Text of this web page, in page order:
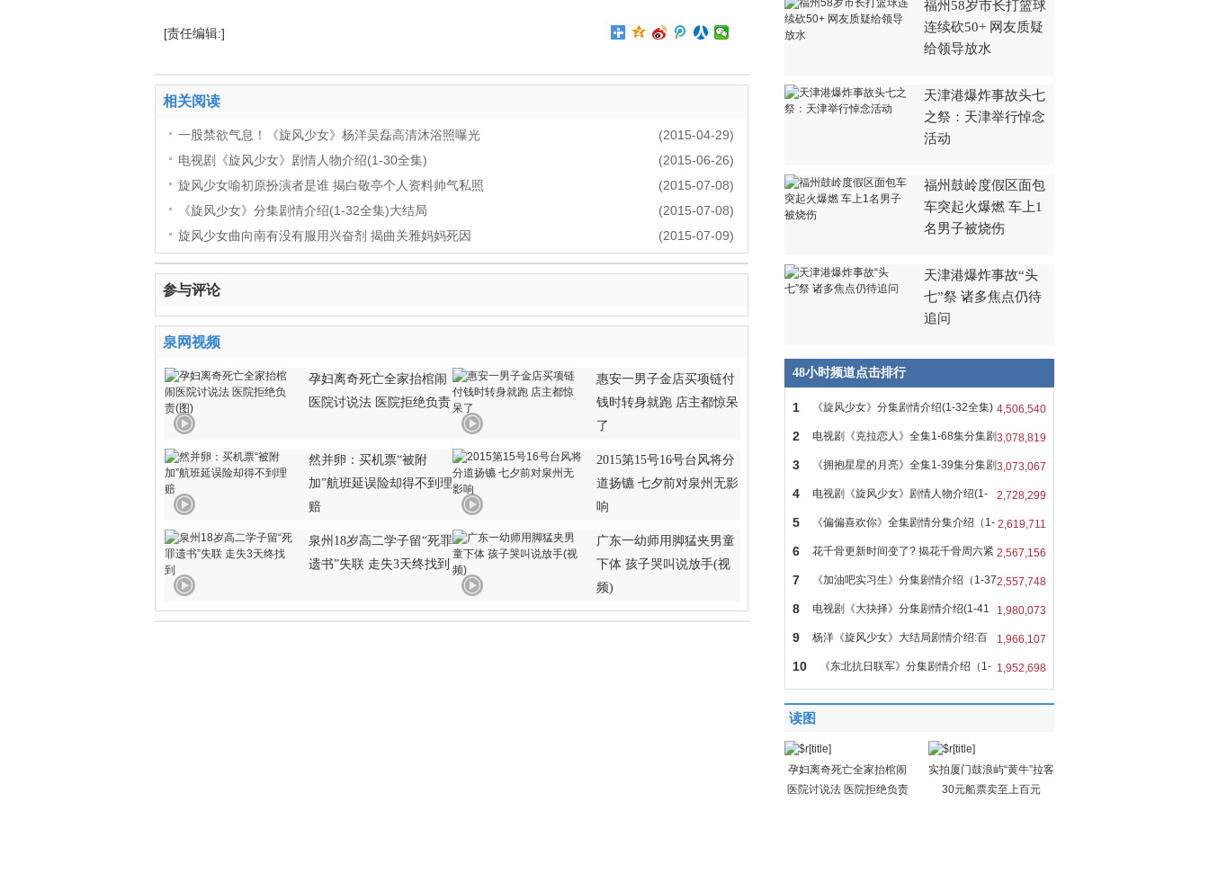
[责任编辑:]
相关阅读
(2015-04-29)
一股禁欲气息！《旋风少女》杨洋吴磊高清沐浴照曝光
(2015-06-26)
电视剧《旋风少女》剧情人物介绍(1-30全集)
(2015-07-08)
旋风少女喻初原扮演者是谁 揭白敬亭个人资料帅气私照
(2015-07-08)
《旋风少女》分集剧情介绍(1-32全集)大结局
(2015-07-09)
旋风少女曲向南有没有服用兴奋剂 揭曲关雅妈妈死因
参与评论
泉网视频
孕妇离奇死亡全家抬棺闹
医院讨说法 医院拒绝负责
惠安一男子金店买项链付
钱时转身就跑 店主都惊呆
了
然并卵：买机票“被附
加”航班延误险却得不到理
赔
2015第15号16号台风将分
道扬镳 七夕前对泉州无影
响
泉州18岁高二学子留“死罪
遗书”失联 走失3天终找到
广东一幼师用脚猛夹男童
下体 孩子哭叫说放手(视
频)
福州58岁市长打篮球
连续砍50+ 网友质疑
给领导放水
天津港爆炸事故头七
之祭：天津举行悼念
活动
福州鼓岭度假区面包
车突起火爆燃 车上1
名男子被烧伤
天津港爆炸事故“头
七”祭 诸多焦点仍待
追问
48小时频道点击排行
4,506,540
1 《旋风少女》分集剧情介绍(1-32全集)
大 3,078,819
2 电视剧《克拉恋人》全集1-68集分集剧
情 3,073,067
3 《拥抱星星的月亮》全集1-39集分集剧
情 2,728,299
4 电视剧《旋风少女》剧情人物介绍(1-
30全 2,619,711
5 《偏偏喜欢你》全集剧情分集介绍（1-
44 2,567,156
6 花千骨更新时间变了? 揭花千骨周六紧
急 2,557,748
7 《加油吧实习生》分集剧情介绍（1-37
全 1,980,073
8 电视剧《大抉择》分集剧情介绍(1-41
全集 1,966,107
9 杨洋《旋风少女》大结局剧情介绍:百
草与 1,952,698
10 《东北抗日联军》分集剧情介绍（1-
50全
读图
孕妇离奇死亡全家抬棺闹
医院讨说法 医院拒绝负责
实拍厦门鼓浪屿“黄牛”拉客
30元船票卖至上百元